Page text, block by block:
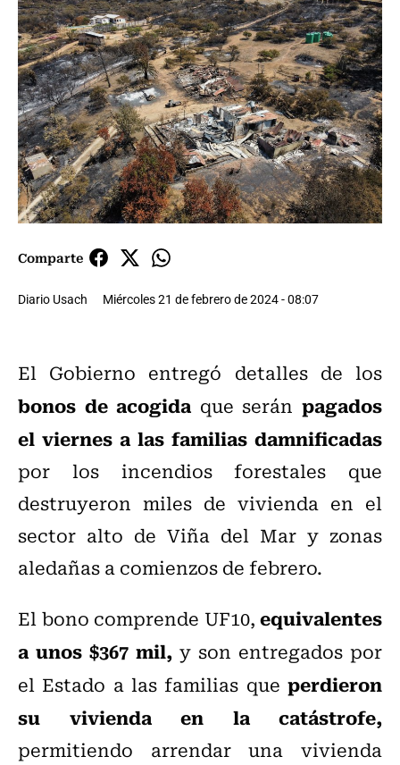
Comparte
Diario Usach Miércoles 21 de febrero de 2024 - 08:07
El Gobierno entregó detalles de los
bonos de acogida que serán pagados
el viernes a las familias damnificadas
por los incendios forestales que
destruyeron miles de vivienda en el
sector alto de Viña del Mar y zonas
aledañas a comienzos de febrero.
El bono comprende UF10,equivalentes
a unos $367 mil, y son entregados por
el Estado a las familias que perdieron
su vivienda en la catástrofe,
permitiendo arrendar una vivienda